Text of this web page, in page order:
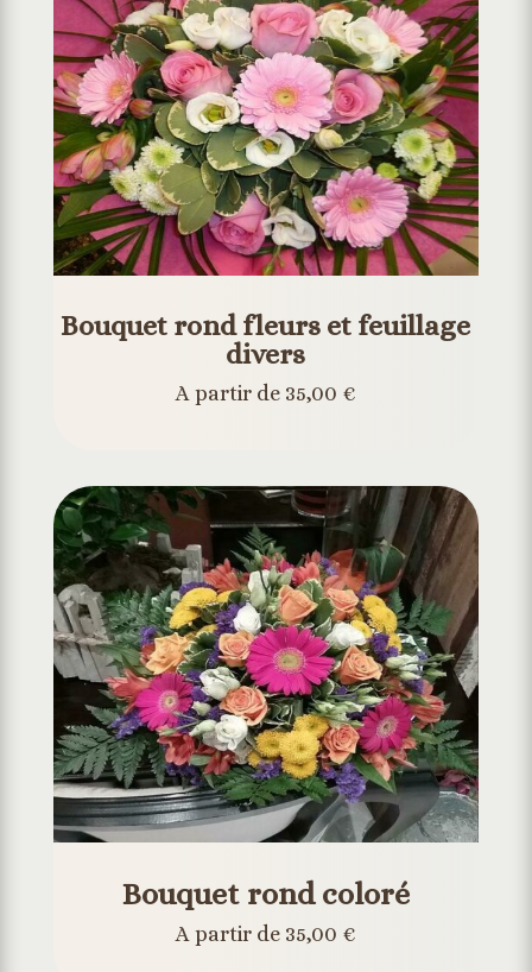
Bouquet rond fleurs et feuillage
divers
A partir de 35,00 €
Bouquet rond coloré
A partir de 35,00 €